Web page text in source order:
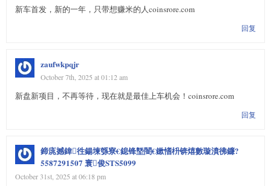
新车首发，新的一年，只带想赚米的人coinsrore.com
回复
zaufwkpqjr
October 7th, 2025 at 01:12 am
新盘新项目，不再等待，现在就是最佳上车机会！coinsrore.com
回复
鍗庣撼鍏徃鍚堜綔寮€鎴锋墍闇€鏉愭枡锛熺數璇濆彿鐮?
5587291507 寰俊STS5099
October 31st, 2025 at 06:18 pm